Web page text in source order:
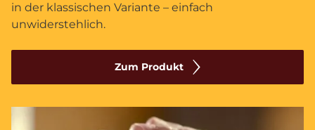
in der klassischen Variante – einfach
unwiderstehlich.
Zum Produkt